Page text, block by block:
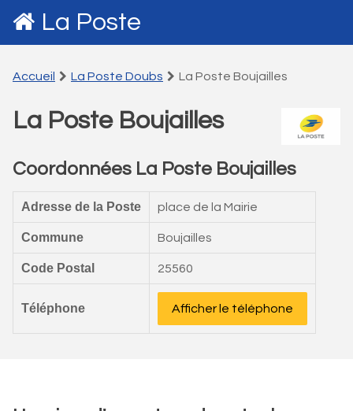
La Poste
Accueil La Poste Doubs La Poste Boujailles
La Poste Boujailles
Coordonnées La Poste Boujailles
Adresse de la Poste place de la Mairie
Commune Boujailles
Code Postal 25560
Téléphone Afficher le téléphone